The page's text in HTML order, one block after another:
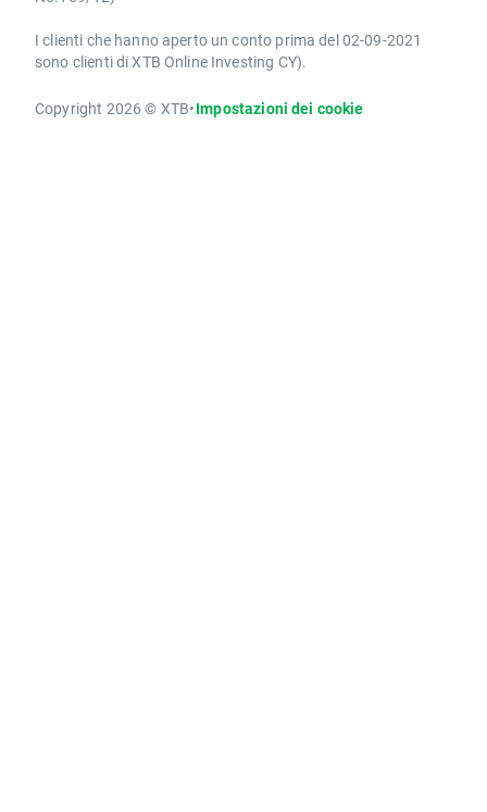
I clienti che hanno aperto un conto prima del 02-09-2021
sono clienti di XTB Online Investing CY).
Copyright 2026 © XTB•Impostazioni dei cookie